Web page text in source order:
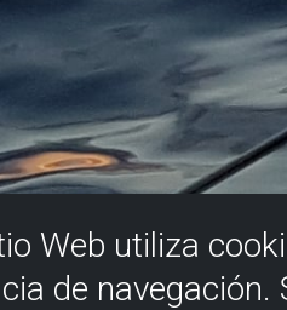
Web utiliza
de